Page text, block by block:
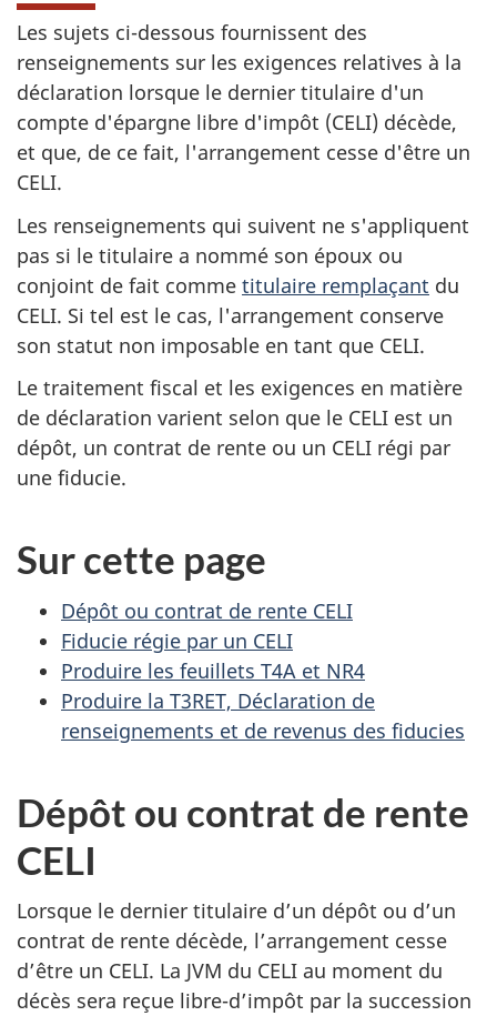
Les sujets ci-dessous fournissent des
renseignements sur les exigences relatives à la
déclaration lorsque le dernier titulaire d'un
compte d'épargne libre d'impôt (CELI) décède,
et que, de ce fait, l'arrangement cesse d'être un
CELI.
Les renseignements qui suivent ne s'appliquent
pas si le titulaire a nommé son époux ou
conjoint de fait comme titulaire remplaçant du
CELI. Si tel est le cas, l'arrangement conserve
son statut non imposable en tant que CELI.
Le traitement fiscal et les exigences en matière
de déclaration varient selon que le CELI est un
dépôt, un contrat de rente ou un CELI régi par
une fiducie.
Sur cette page
Dépôt ou contrat de rente CELI
Fiducie régie par un CELI
Produire les feuillets T4A et NR4
Produire la T3RET, Déclaration de
renseignements et de revenus des fiducies
Dépôt ou contrat de rente
CELI
Lorsque le dernier titulaire d’un dépôt ou d’un
contrat de rente décède, l’arrangement cesse
d’être un CELI. La JVM du CELI au moment du
décès sera reçue libre-d’impôt par la succession